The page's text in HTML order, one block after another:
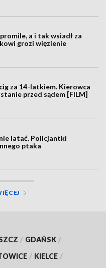
a i tak wsiadł za
grozi więzienie
za 14-latkiem. Kierowca
przed sądem [FILM]
latać. Policjantki
ptaka
/ GDAŃSK /
/ KIELCE /